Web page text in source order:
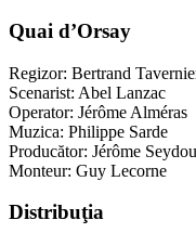
Quai d’Orsay
Regizor: Bertrand
Scenarist: Abel Lanzac
Operator: Jérôme Alméras
Muzica: Philippe Sarde
Producător: Jérôme
Monteur: Guy Lecorne
Distribuţia